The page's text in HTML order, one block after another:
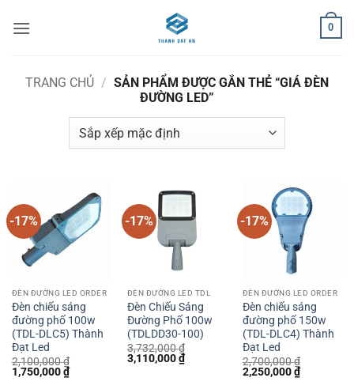
qua
0
TRANG CHỦ / SẢN PHẨM ĐƯỢC GẮN THẺ “GIÁ ĐÈN
ĐƯỜNG LED”
-17%
ĐÈN ĐƯỜNG LED ORDER
Đèn chiếu sáng
đường phố 100w
(TDL-DLC5) Thành
Đạt Led
2,100,000₫
Giá
gốc
1,750,000₫Giá
hiện
-17%
ĐÈN ĐƯỜNG LED TDL
Đèn Chiếu Sáng
Đường Phố 100w
(TDLDD30-100)
3,732,000₫
Giá
gốc
3,110,000₫Giá
hiện
-17%
ĐÈN ĐƯỜNG LED ORDER
Đèn chiếu sáng
đường phố 150w
(TDL-DLC4) Thành
Đạt Led
2,700,000₫
Giá
gốc
2,250,000₫Giá
hiện